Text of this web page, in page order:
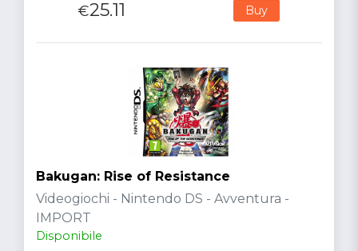
€25.11 Buy
Bakugan: Rise of Resistance
Videogiochi - Nintendo DS - Avventura -
IMPORT
Disponibile